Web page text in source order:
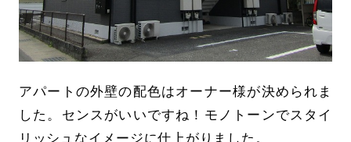
アパートの外壁の配色はオーナー様が決められま
した。センスがいいですね！モノトーンでスタイ
リッシュなイメージに仕上がりました。